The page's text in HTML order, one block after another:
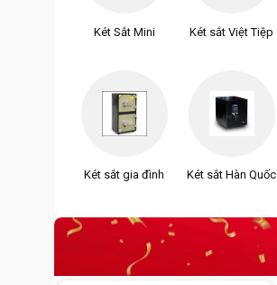
Két Sắt Mini
Két sắt gia đình
Két sắt Việt Tiệp
Két sắt Hàn Quốc